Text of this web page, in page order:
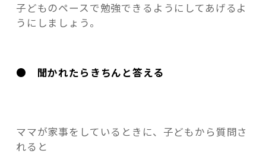
子どものペースで勉強できるようにしてあげるよ
うにしましょう。
● 聞かれたらきちんと答える
ママが家事をしているときに、子どもから質問さ
れると